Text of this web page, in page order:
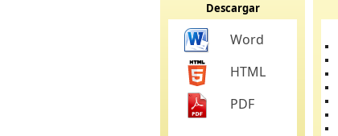
Descargar
Word
HTML
PDF